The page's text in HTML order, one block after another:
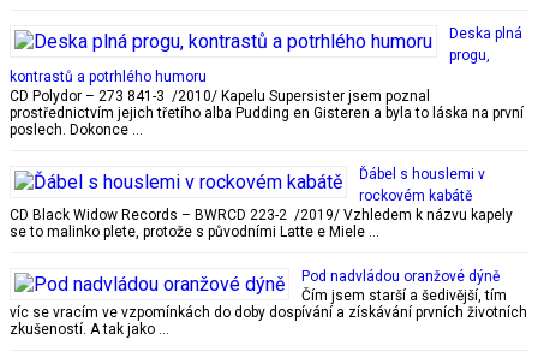
Deska plná
progu,
kontrastů a potrhlého humoru
CD Polydor – 273 841-3 /2010/ Kapelu Supersister jsem poznal
prostřednictvím jejich třetího alba Pudding en Gisteren a byla to láska na první
poslech. Dokonce …
Ďábel s houslemi v
rockovém kabátě
CD Black Widow Records – BWRCD 223-2 /2019/ Vzhledem k názvu kapely
se to malinko plete, protože s původními Latte e Miele …
Pod nadvládou oranžové dýně
Čím jsem starší a šedivější, tím
víc se vracím ve vzpomínkách do doby dospívání a získávání prvních životních
zkušeností. A tak jako …